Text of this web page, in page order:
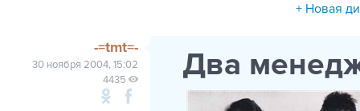
+ Новая
-=tmt=-
30 ноября 2004, 15:02
4435
Два